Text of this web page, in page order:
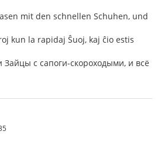
mit den schnellen Schuhen, und
kun la rapidaj Ŝuoj, kaj ĉio estis
Зайцы с сапоги-скороходыми, и всё